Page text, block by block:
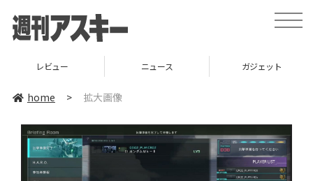
toggle
レビュー ニュース ガジェット
home > 拡大画像